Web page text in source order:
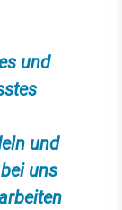
und
und
uns